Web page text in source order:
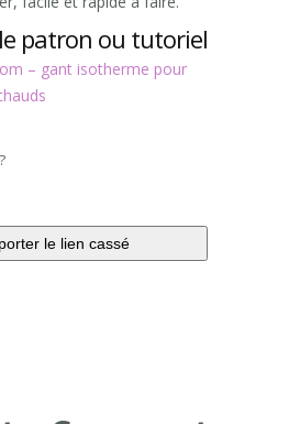
patron ou tutoriel
– gant isotherme pour